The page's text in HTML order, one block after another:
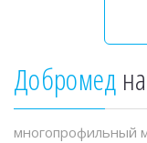
Добромед
многопрофильный